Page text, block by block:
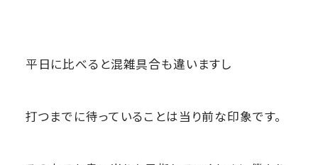
平日に比べると混雑具合も違いますし
打つまでに待っていることは当り前な印象です。